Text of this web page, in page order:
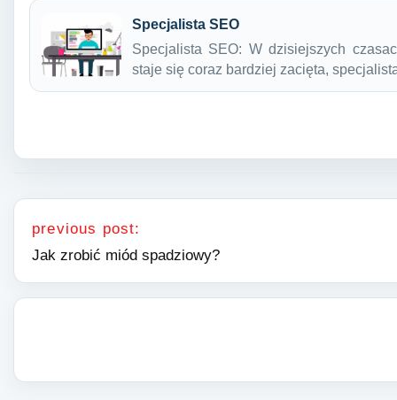
Specjalista SEO
Specjalista SEO: W dzisiejszych
staje się coraz bardziej zacięta,
Nawigacja wpisu
previous post:
Jak zrobić miód spadziowy?